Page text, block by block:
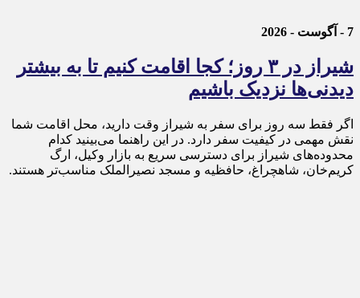
7 - آگوست - 2026
شیراز در ۳ روز؛ کجا اقامت کنیم تا به بیشتر
دیدنی‌ها نزدیک باشیم
اگر فقط سه روز برای سفر به شیراز وقت دارید، محل اقامت شما
نقش مهمی در کیفیت سفر دارد. در این راهنما می‌بینید کدام
محدوده‌های شیراز برای دسترسی سریع به بازار وکیل، ارگ
کریم‌خان، شاهچراغ، حافظیه و مسجد نصیرالملک مناسب‌تر هستند.